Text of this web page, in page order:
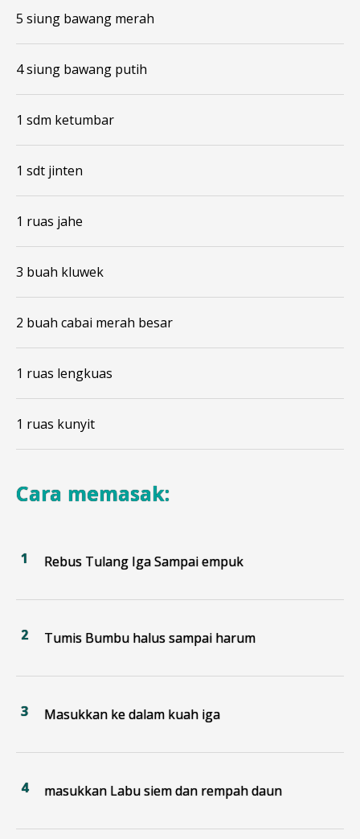
5 siung bawang merah
4 siung bawang putih
1 sdm ketumbar
1 sdt jinten
1 ruas jahe
3 buah kluwek
2 buah cabai merah besar
1 ruas lengkuas
1 ruas kunyit
Cara memasak:
Rebus Tulang Iga Sampai empuk
Tumis Bumbu halus sampai harum
Masukkan ke dalam kuah iga
masukkan Labu siem dan rempah daun